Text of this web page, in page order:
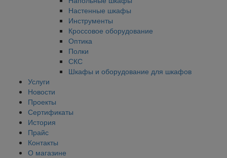
Настенные шкафы
Инструменты
Кроссовое оборудование
Оптика
Полки
СКС
Шкафы и оборудование для шкафов
Услуги
Новости
Проекты
Сертификаты
История
Прайс
Контакты
О магазине